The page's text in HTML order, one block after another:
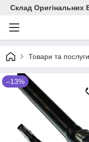
Склад Оригінальних
Товари та послуги
–13%